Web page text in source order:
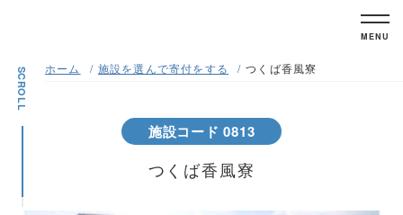
MENU
SCROLL ホーム 施設を選んで寄付をする つくば香風寮
施設コード 0813
つくば香風寮